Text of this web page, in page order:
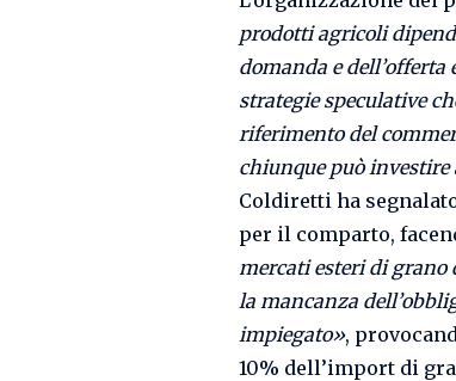
prodotti agricoli
domanda e
strategie speculative
riferimento del
chiunque può investire
Coldiretti ha
per il comparto,
mercati esteri di grano
la mancanza
impiegato»,
10% dell’import di